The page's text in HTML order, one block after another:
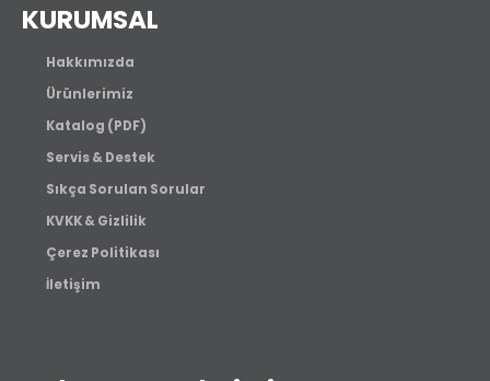
KURUMSAL
Hakkımızda
Ürünlerimiz
Katalog (PDF)
Servis & Destek
Sıkça Sorulan Sorular
KVKK & Gizlilik
Çerez Politikası
İletişim